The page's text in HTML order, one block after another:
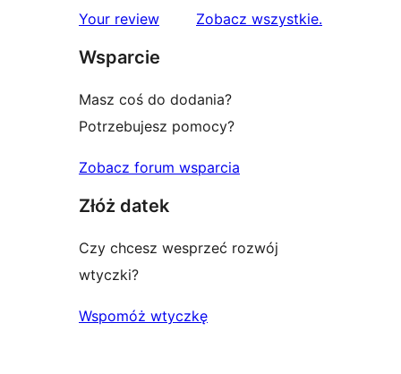
1-
Your review Zobacz wszystkierecenzje
.
Wsparcie
Masz coś do dodania?
Potrzebujesz pomocy?
Zobacz forum wsparcia
Złóż datek
Czy chcesz wesprzeć rozwój
wtyczki?
Wspomóż wtyczkę